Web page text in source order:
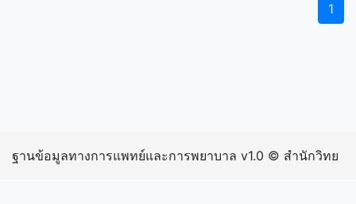
1
ฐานข้อมูลทางการแพทย์และการพยาบาล v1.0 © สำนักวิทย